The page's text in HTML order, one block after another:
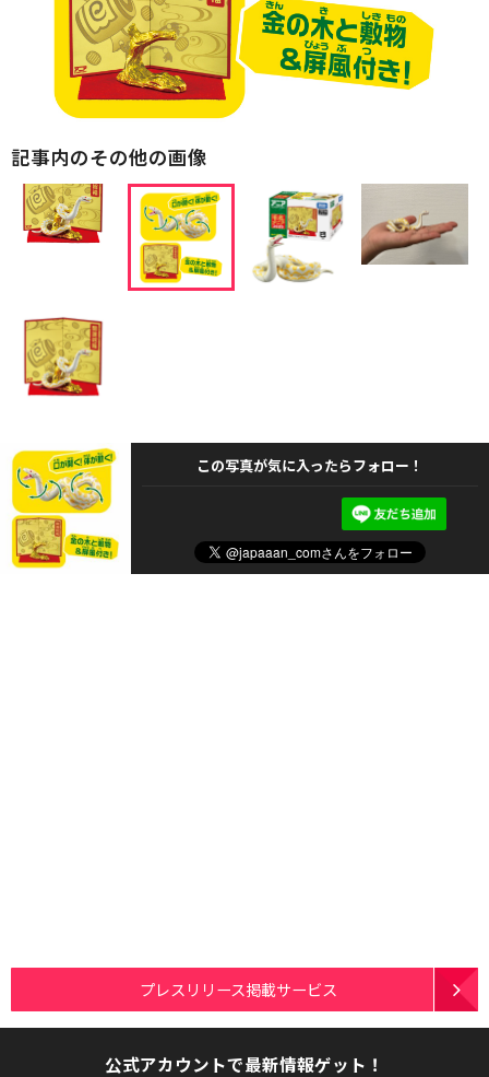
記事内のその他の画像
この写真が気に入ったらフォロー！
プレスリリース掲載サービス
公式アカウントで最新情報ゲット！